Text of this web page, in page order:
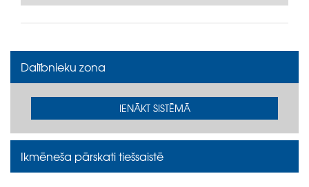
Dalībnieku zona
IENĀKT SISTĒMĀ
Ikmēneša pārskati tiešsaistē